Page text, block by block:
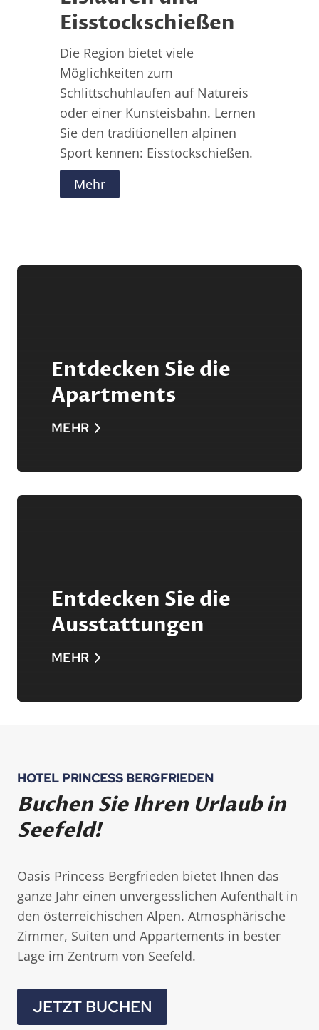
Eisstockschießen
Die Region bietet viele
Möglichkeiten zum
Schlittschuhlaufen auf Natureis
oder einer Kunsteisbahn. Lernen
Sie den traditionellen alpinen
Sport kennen: Eisstockschießen.
Mehr
Entdecken Sie die
Apartments
MEHR
Entdecken Sie die
Ausstattungen
MEHR
HOTEL PRINCESS BERGFRIEDEN
Buchen Sie Ihren Urlaub in
Seefeld!
Oasis Princess Bergfrieden bietet Ihnen das
ganze Jahr einen unvergesslichen Aufenthalt in
den österreichischen Alpen. Atmosphärische
Zimmer, Suiten und Appartements in bester
Lage im Zentrum von Seefeld.
JETZT BUCHEN